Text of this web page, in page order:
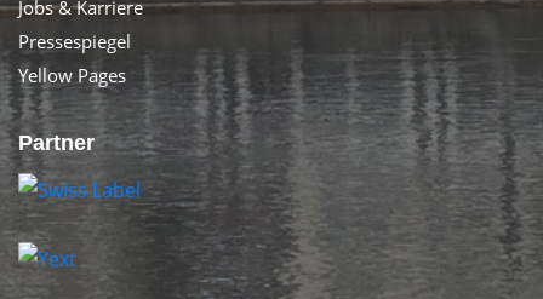
Jobs & Karriere
Pressespiegel
Yellow Pages
Partner